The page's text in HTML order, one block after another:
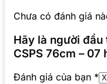
Chưa có đánh giá
Hãy là người đầu
CSPS 76cm –
Đánh giá của bạn *